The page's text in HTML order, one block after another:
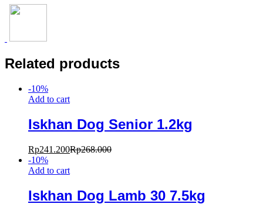
Related products
-10%
Add to cart
Iskhan Dog Senior 1.2kg
Rp241.200Rp268.000
-10%
Add to cart
Iskhan Dog Lamb 30 7.5kg